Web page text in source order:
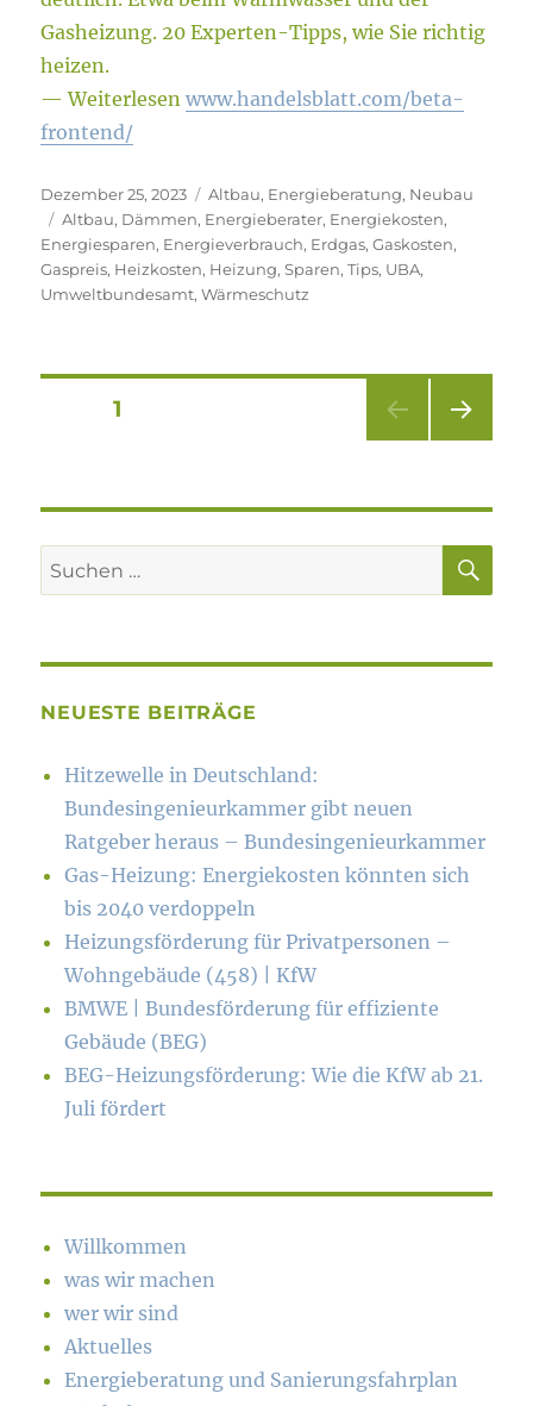
Gasheizung. 20 Experten-Tipps, wie Sie richtig
heizen.
— Weiterlesenwww.handelsblatt.com/beta-
frontend/
Veröffentlicht
am
Dezember 25, 2023 Kategorien
Altbau, Energieberatung, Neubau
Schlagwörter
Altbau, Dämmen, Energieberater, Energiekosten,
Energiesparen, Energieverbrauch, Erdgas,Gaskosten,
Gaspreis, Heizkosten, Heizung,Sparen,Tips, UBA,
Umweltbundesamt,Wärmeschutz
Seitennummerierung
Beiträge
SEITE1
E
Suchen
nach:
NEUESTE BEITRÄGE
Hitzewelle in Deutschland:
Bundesingenieurkammer gibt neuen
Ratgeber heraus – Bundesingenieurkammer
Gas-Heizung: Energiekosten könn­ten sich
bis 2040 verdoppeln
Heizungsförderung für Privatpersonen –
Wohngebäude (458) | KfW
BMWE | Bundesförderung für effiziente
Gebäude (BEG)
BEG-Heizungsförderung: Wie die KfW ab 21.
Juli fördert
Willkommen
was wir machen
wer wir sind
Aktuelles
Energieberatung und Sanierungsfahrplan